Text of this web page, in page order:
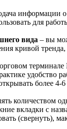
информации о
для
вида – вы
кривой
удобство
более 4-
количеством
вкладки с
(свернуть),